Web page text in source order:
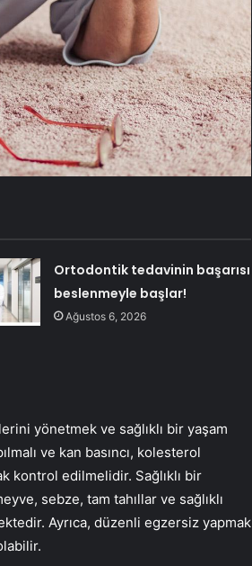
Ortodontik tedavinin başarısı
beslenmeyle başlar!
Ağustos 6, 2026
yönetmek ve sağlıklı bir yaşam
ve kan basıncı, kolesterol
kontrol edilmelidir. Sağlıklı bir
sebze, tam tahıllar ve sağlıklı
Ayrıca, düzenli egzersiz yapmak